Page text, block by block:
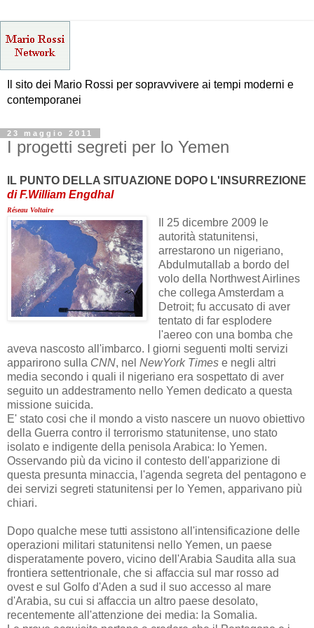
Il sito dei Mario Rossi per sopravvivere ai tempi moderni e
contemporanei
23 maggio 2011
I progetti segreti per lo Yemen
IL PUNTO DELLA SITUAZIONE DOPO L'INSURREZIONE
di F.William Engdhal
Réseau Voltaire
Il 25 dicembre 2009 le
autorità statunitensi,
arrestarono un nigeriano,
Abdulmutallab a bordo del
volo della Northwest Airlines
che collega Amsterdam a
Detroit; fu accusato di aver
tentato di far esplodere
l'aereo con una bomba che
aveva nascosto all'imbarco. I giorni seguenti molti servizi
apparirono sulla CNN, nel NewYork Times e negli altri
media secondo i quali il nigeriano era sospettato di aver
seguito un addestramento nello Yemen dedicato a questa
missione suicida.
E' stato cosi che il mondo a visto nascere un nuovo obiettivo
della Guerra contro il terrorismo statunitense, uno stato
isolato e indigente della penisola Arabica: lo Yemen.
Osservando più da vicino il contesto dell'apparizione di
questa presunta minaccia, l'agenda segreta del pentagono e
dei servizi segreti statunitensi per lo Yemen, apparivano più
chiari.
Dopo qualche mese tutti assistono all'intensificazione delle
operazioni militari statunitensi nello Yemen, un paese
disperatamente povero, vicino dell'Arabia Saudita alla sua
frontiera settentrionale, che si affaccia sul mar rosso ad
ovest e sul Golfo d'Aden a sud il suo accesso al mare
d'Arabia, su cui si affaccia un altro paese desolato,
recentemente all'attenzione dei media: la Somalia.